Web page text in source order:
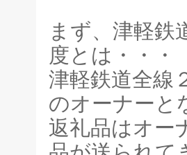
まず、津軽鉄
度とは・・・
津軽鉄道全線
のオーナーと
返礼品はオー